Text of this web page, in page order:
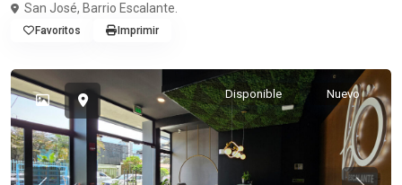
San José, Barrio Escalante.
Favoritos Imprimir
Disponible Nuevo